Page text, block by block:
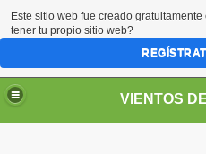
Este sitio web fue creado gratuitamente
tener tu propio sitio web?